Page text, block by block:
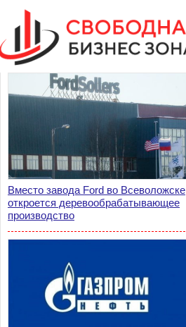
Вместо завода Ford во Всеволожске
откроется деревообрабатывающее
производство